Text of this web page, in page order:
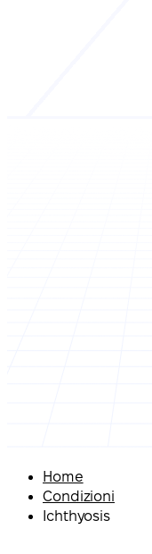
Home
Condizioni
Ichthyosis